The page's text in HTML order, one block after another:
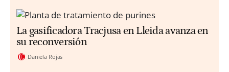
La gasificadora Tracjusa en Lleida avanza en
su reconversión
Daniela Rojas